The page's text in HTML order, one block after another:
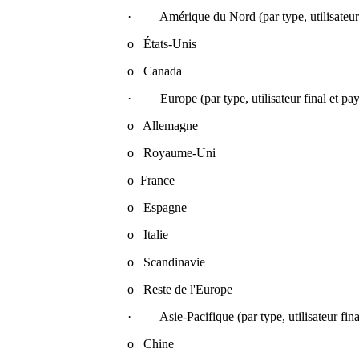
· Amérique du Nord (par type, utilisateur
o États-Unis
o Canada
· Europe (par type, utilisateur final et
o Allemagne
o Royaume-Uni
o France
o Espagne
o Italie
o Scandinavie
o Reste de l'Europe
· Asie-Pacifique (par type, utilisateur final
o Chine